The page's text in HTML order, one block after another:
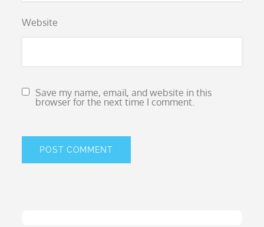
Website
Save my name, email, and website in this
browser for the next time I comment.